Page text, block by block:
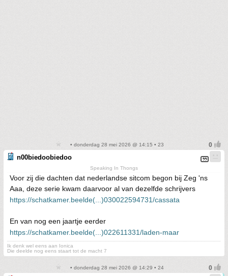
• donderdag 28 mei 2026 @ 14:15 • 23
n00biedoobiedoo
Speaking In Thongs
Voor zij die dachten dat nederlandse sitcom begon bij Zeg 'ns
Aaa, deze serie kwam daarvoor al van dezelfde schrijvers
https://schatkamer.beelde(...)030022594731/cassata
En van nog een jaartje eerder
https://schatkamer.beelde(...)022611331/laden-maar
Ik denk wel eens aan Ionica
Die deelde nog eens staart tot de macht 7
• donderdag 28 mei 2026 @ 14:29 • 24